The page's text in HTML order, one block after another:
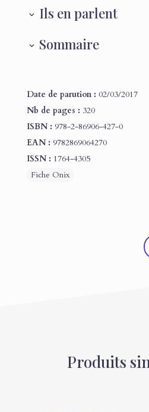
Ils en parlent
Sommaire
Date de parution : 02/03/2017
Nb de pages : 320
ISBN : 978-2-86906-427-0
EAN : 9782869064270
ISSN : 1764-4305
Produits